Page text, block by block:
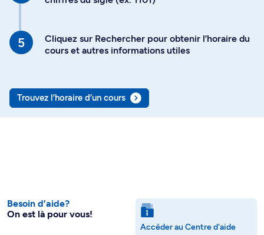
Cliquez sur Rechercher pour obtenir l’horaire du
cours et autres informations utiles
Trouvez l’horaire d’un cours
Besoin d’aide?
On est là pour vous!
Accéder au Centre d'aide